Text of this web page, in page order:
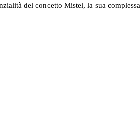
del concetto Mistel, la sua